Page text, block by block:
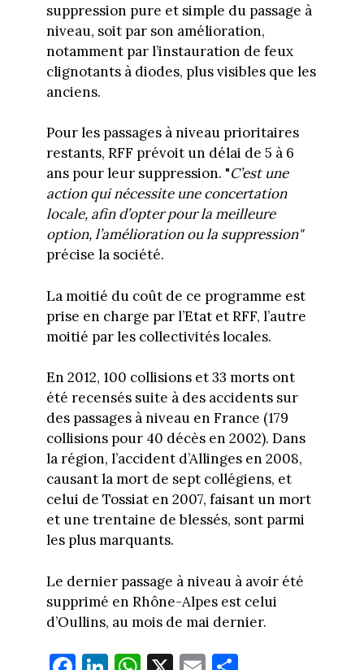
suppression pure et simple du passage à
niveau, soit par son amélioration,
notamment par l’instauration de feux
clignotants à diodes, plus visibles que les
anciens.
Pour les passages à niveau prioritaires
restants, RFF prévoit un délai de 5 à 6
ans pour leur suppression. "C’est une
action qui nécessite une concertation
locale, afin d’opter pour la meilleure
option, l’amélioration ou la suppression"
précise la société.
La moitié du coût de ce programme est
prise en charge par l’Etat et RFF, l’autre
moitié par les collectivités locales.
En 2012, 100 collisions et 33 morts ont
été recensés suite à des accidents sur
des passages à niveau en France (179
collisions pour 40 décès en 2002). Dans
la région, l’accident d’Allinges en 2008,
causant la mort de sept collégiens, et
celui de Tossiat en 2007, faisant un mort
et une trentaine de blessés, sont parmi
les plus marquants.
Le dernier passage à niveau à avoir été
supprimé en Rhône-Alpes est celui
d’Oullins, au mois de mai dernier.